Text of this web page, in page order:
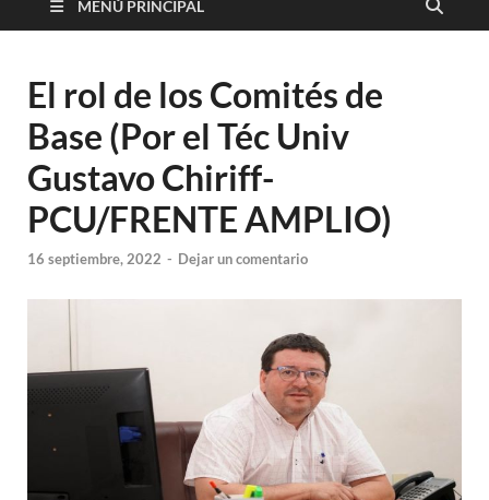
MENÚ PRINCIPAL
El rol de los Comités de
Base (Por el Téc Univ
Gustavo Chiriff-
PCU/FRENTE AMPLIO)
16 septiembre, 2022 - Dejar un comentario